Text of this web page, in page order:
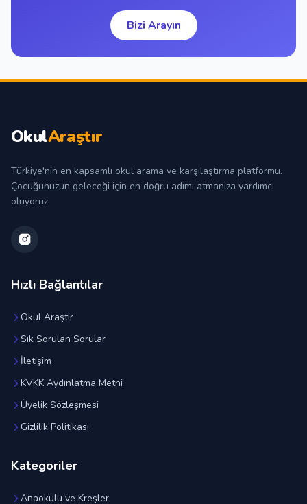
Bizi Arayın
OkulAraştır
Türkiye'nin en kapsamlı okul arama ve karşılaştırma platformu.
Çocuğunuzun geleceği için en doğru adımı atmanıza yardımcı
oluyoruz.
Hızlı Bağlantılar
Okul Araştır
Sık Sorulan Sorular
İletişim
KVKK Aydınlatma Metni
Üyelik Sözleşmesi
Gizlilik Politikası
Kategoriler
Anaokulu ve Kreşler